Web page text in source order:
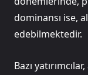
dominansı ise,
edebilmektedir.
Bazı